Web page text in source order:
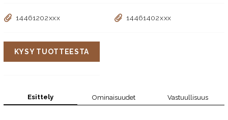
14461202xxx 14461402xxx
KYSY TUOTTEESTA
Esittely Ominaisuudet Vastuullisuus